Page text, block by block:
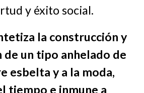
y éxito social.
la construcción y
un tipo anhelado de
esbelta y a la moda,
tiempo e inmune a